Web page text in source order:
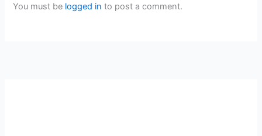
You must be logged in to post a comment.